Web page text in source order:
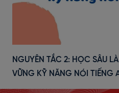
NGUYÊN TẮC 2: HỌC SÂU
VỮNG KỸ NĂNG NÓI TIẾNG